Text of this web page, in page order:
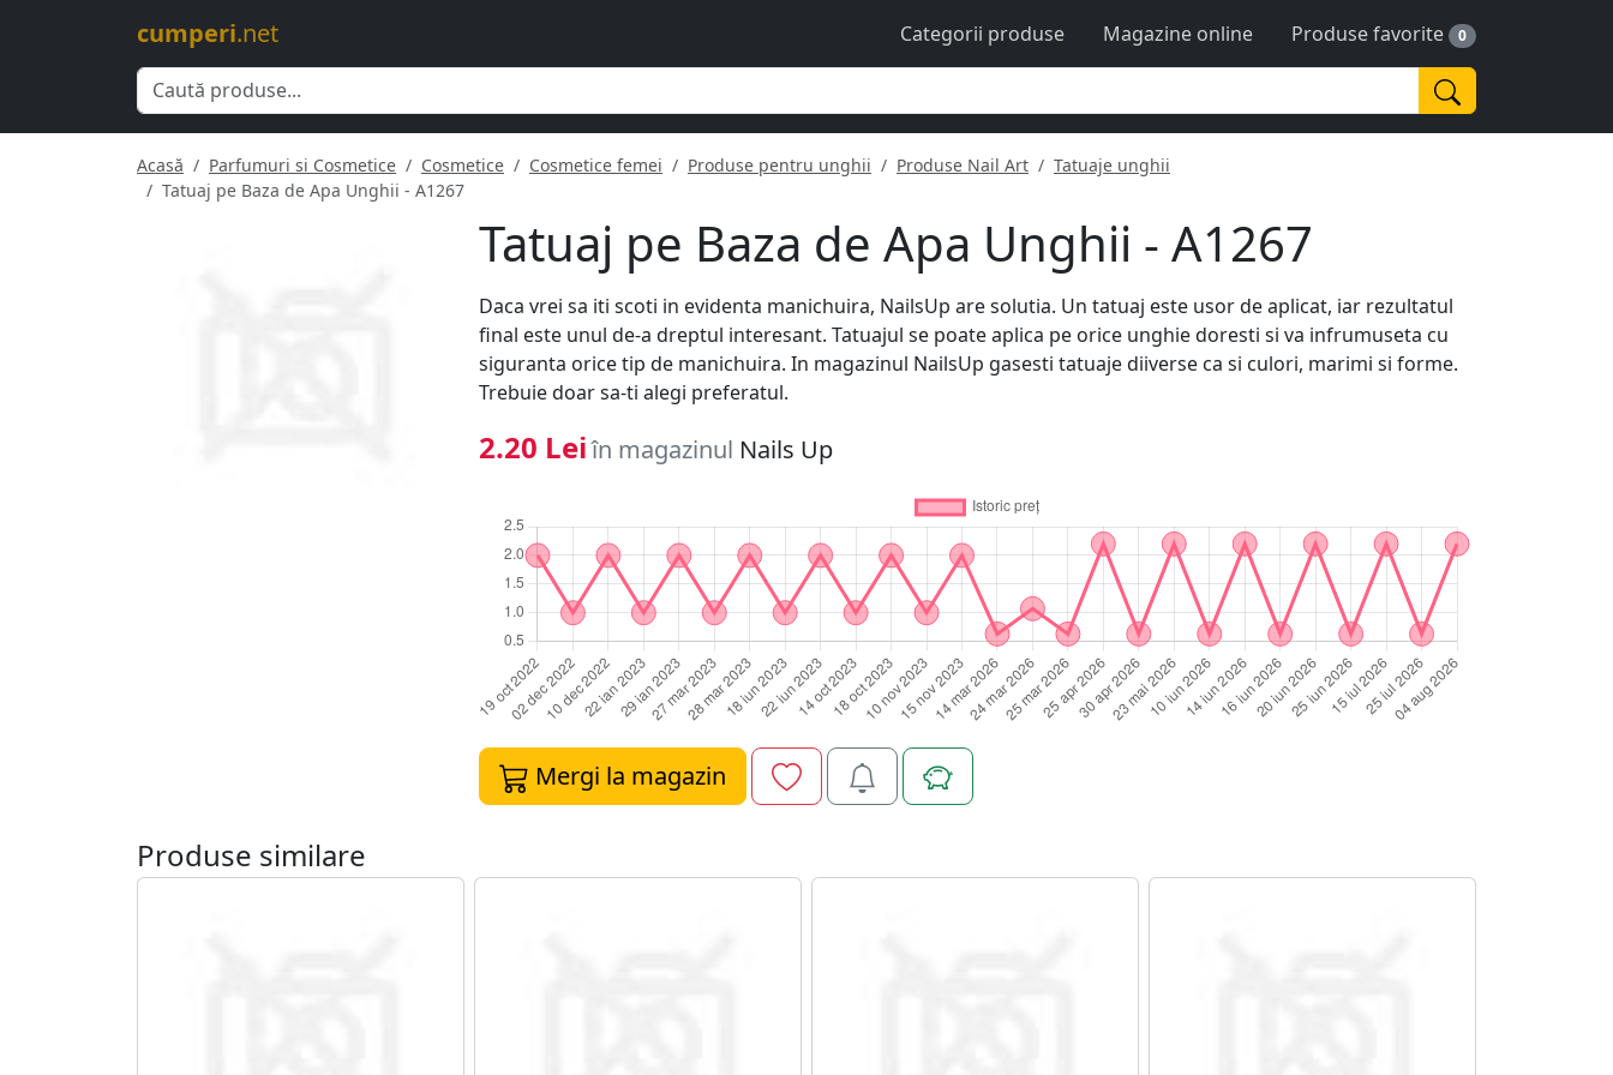
cumperi.net Categorii produse Magazine online Produse favorite 0
Acasă Parfumuri si Cosmetice Cosmetice Cosmetice femei Produse pentru unghii Produse Nail Art
Tatuaje unghii
Tatuaj pe Baza de Apa Unghii - A1267
Tatuaj pe Baza de Apa Unghii - A1267
Daca vrei sa iti scoti in evidenta manichuira, NailsUp are solutia. Un tatuaj este usor de aplicat, iar rezultatul
final este unul de-a dreptul interesant. Tatuajul se poate aplica pe orice unghie doresti si va infrumuseta cu
siguranta orice tip de manichuira. In magazinul NailsUp gasesti tatuaje diiverse ca si culori, marimi si forme.
Trebuie doar sa-ti alegi preferatul.
2.20 Leiîn magazinul Nails Up
Mergi la magazin
Produse similare